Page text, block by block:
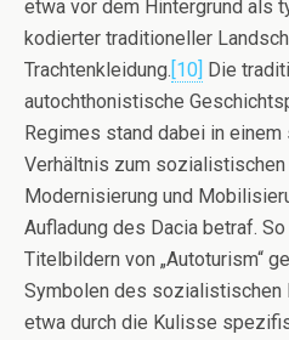
etwa vor dem Hintergrund als
kodierter traditioneller
Trachtenkleidung.[10] Die
autochthonistische
Regimes stand dabei in einem
Verhältnis zum
Modernisierung und
Aufladung des Dacia betraf.
Titelbildern von „Autoturism“
Symbolen des sozialistischen
etwa durch die Kulisse